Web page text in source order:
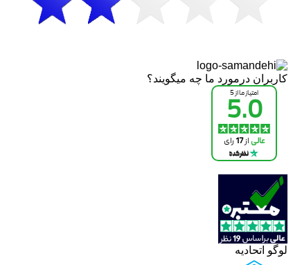
کاربران درمورد ما چه میگویند؟
لوگو اتحادیه